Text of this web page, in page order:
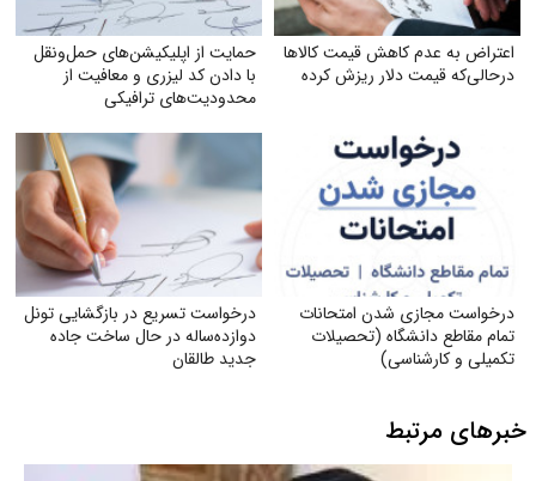
اعتراض به عدم کاهش‌ قیمت کالاها
درحالی‌که قیمت دلار ریزش کرده
حمایت از اپلیکیشن‌های حمل‌ونقل
با دادن کد لیزری و معافیت از
محدودیت‌های ترافیکی
درخواست مجازی شدن امتحانات
تمام مقاطع دانشگاه (تحصیلات
تکمیلی و کارشناسی)
درخواست تسریع در بازگشایی تونل
دوازده‌ساله در حال ساخت جاده
جدید طالقان
خبرهای مرتبط